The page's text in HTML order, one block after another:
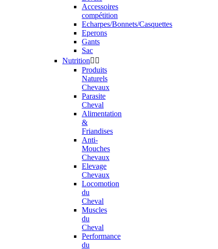
Accessoires
compétition
Echarpes/Bonnets/Casquettes
Eperons
Gants
Sac
Nutrition 
Produits
Naturels
Chevaux
Parasite
Cheval
Alimentation
&
Friandises
Anti-
Mouches
Chevaux
Elevage
Chevaux
Locomotion
du
Cheval
Muscles
du
Cheval
Performance
du